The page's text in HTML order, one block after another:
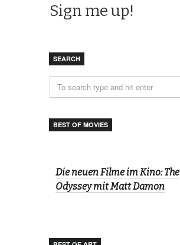
SEARCH
BEST OF MOVIES
Die neuen Filme im Kino: The
Odyssey mit Matt Damon